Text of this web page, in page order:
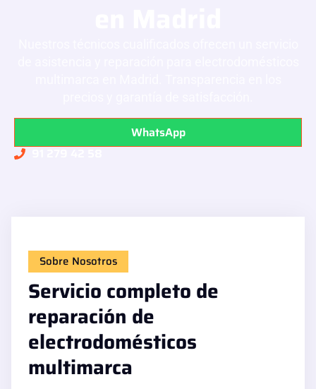
WhatsApp
Sobre Nosotros
Servicio completo de
reparación de
electrodomésticos
multimarca